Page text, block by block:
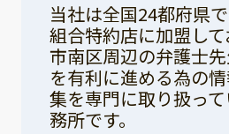
当社は全国24都府県
組合特約店に加盟し
市南区周辺の弁護士
を有利に進める為の
集を専門に取り扱っ
務所です。